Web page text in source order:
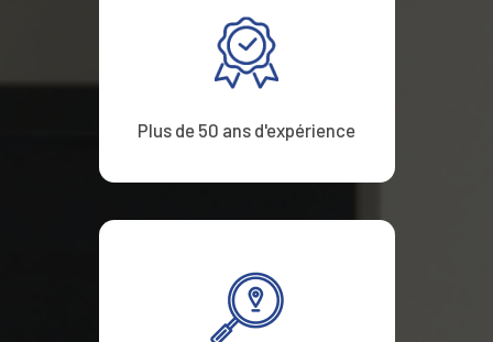
Plus de 50 ans d'expérience